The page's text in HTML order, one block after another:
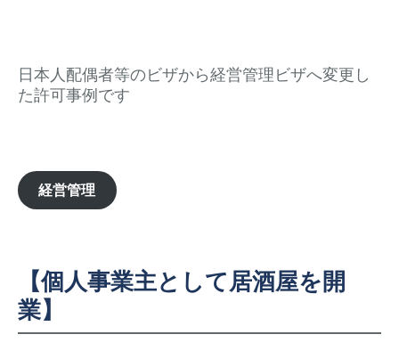
日本人配偶者等のビザから経営管理ビザへ変更し
た許可事例です
経営管理
【個人事業主として居酒屋を開
業】